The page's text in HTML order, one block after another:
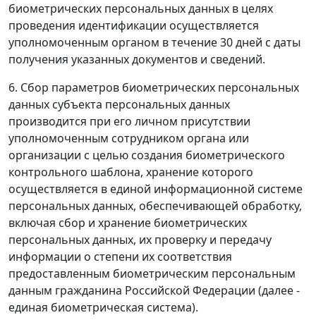
биометрических персональных данных в целях
проведения идентификации осуществляется
уполномоченным органом в течение 30 дней с даты
получения указанных документов и сведений.
6. Сбор параметров биометрических персональных
данных субъекта персональных данных
производится при его личном присутствии
уполномоченным сотрудником органа или
организации с целью создания биометрического
контрольного шаблона, хранение которого
осуществляется в единой информационной системе
персональных данных, обеспечивающей обработку,
включая сбор и хранение биометрических
персональных данных, их проверку и передачу
информации о степени их соответствия
предоставленным биометрическим персональным
данным гражданина Российской Федерации (далее -
единая биометрическая система).